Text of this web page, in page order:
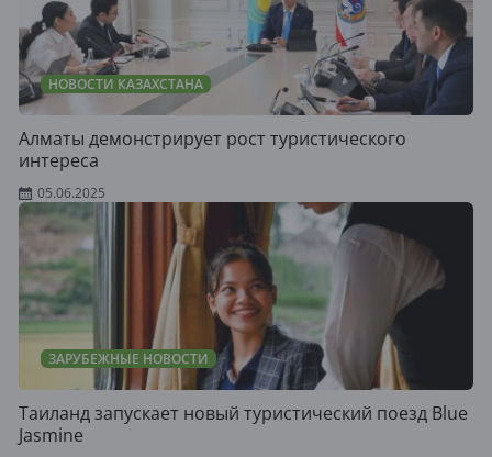
НОВОСТИ КАЗАХСТАНА
Алматы демонстрирует рост туристического
интереса
05.06.2025
ЗАРУБЕЖНЫЕ НОВОСТИ
Таиланд запускает новый туристический поезд Blue
Jasmine